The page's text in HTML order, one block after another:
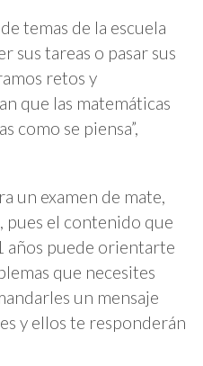
temas de la escuela
sus tareas o pasar sus
retos y
que las matemáticas
como se piensa”,
un examen de mate,
pues el contenido que
años puede orientarte
que necesites
un mensaje
y ellos te responderán